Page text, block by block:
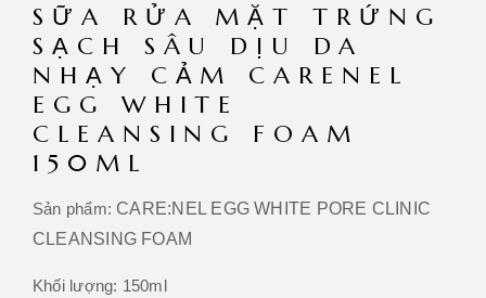
SỮA RỬA MẶT TRỨNG
SẠCH SÂU DỊU DA
NHẠY CẢM CARENEL
EGG WHITE
CLEANSING FOAM
150ML
Sản phẩm: CARE:NEL EGG WHITE PORE CLINIC
CLEANSING FOAM
Khối lượng: 150ml